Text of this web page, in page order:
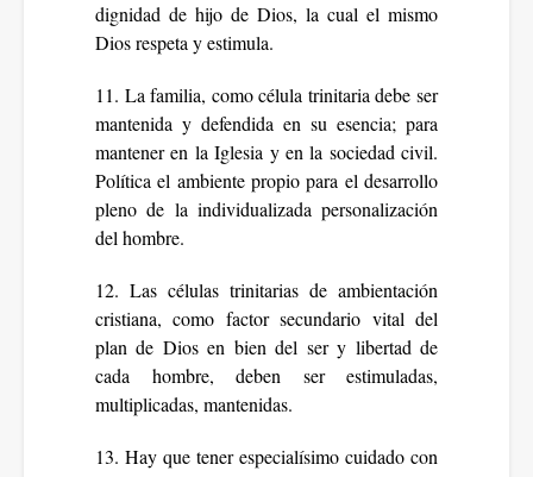
dignidad de hijo de Dios, la cual el mismo
Dios respeta y estimula.
11. La familia, como célula trinitaria debe ser
mantenida y defendida en su esencia; para
mantener en la Iglesia y en la sociedad civil.
Política el ambiente propio para el desarrollo
pleno de la individualizada personalización
del hombre.
12. Las células trinitarias de ambientación
cristiana, como factor secundario vital del
plan de Dios en bien del ser y libertad de
cada hombre, deben ser estimuladas,
multiplicadas, mantenidas.
13. Hay que tener especialísimo cuidado con